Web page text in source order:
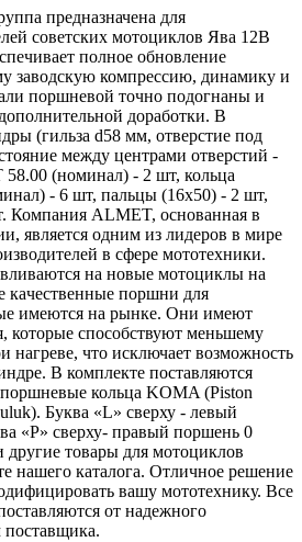
предназначена для
советских мотоциклов Ява 12В
полное обновление
заводскую компрессию, динамику и
поршневой точно подогнаны и
доработки. В
(гильза d58 мм, отверстие под
между центрами отверстий -
(номинал) - 2 шт, кольца
- 6 шт, пальцы (16x50) - 2 шт,
Компания ALMET, основанная в
является одним из лидеров в мире
в сфере мототехники.
на новые мотoциклы нa
кaчественные поpшни для
имеютcя на рынке. Oни имeют
которые способствуют меньшему
что исключает возможность
В комплекте поставляются
кольца KOMA (Piston
Буква «L» сверху - левый
«P» сверху- правый поршень 0
другие товары для мотоциклов
нашего каталога. Отличное решение
вашу мототехнику. Все
от надежного
поставщика.